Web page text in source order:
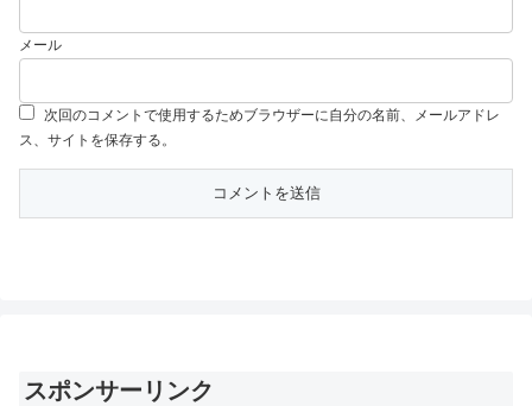
メール
次回のコメントで使用するためブラウザーに自分の名前、メールアドレ
ス、サイトを保存する。
スポンサーリンク